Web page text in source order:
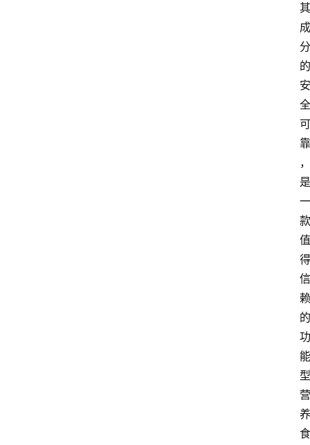
其
成
分
的
安
全
可
靠
，
是
一
款
值
得
信
赖
的
功
能
型
营
养
食